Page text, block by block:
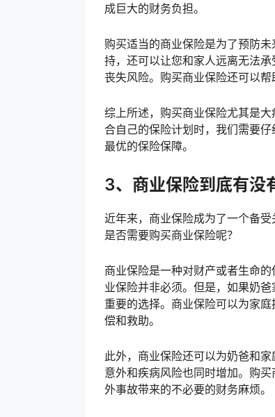
成巨大的财务负担。
购买适当的商业保险是为了预防
持，还可以让您和家人远离无法
丧失风险。购买商业保险还可以帮
综上所述，购买商业保险尤其是
合自己的保险计划时，我们需要
最优的保险保障。
3、商业保险到底有没
近年来，商业保险成为了一个备
是否需要购买商业保险呢？
商业保险是一种对财产或者生命
业保险并非必须。但是，如果奶
重要的选择。商业保险可以为家
偿和救助。
此外，商业保险还可以为奶爸和
意外和疾病风险也同时增加。购
外事故带来的不必要的财务麻烦。